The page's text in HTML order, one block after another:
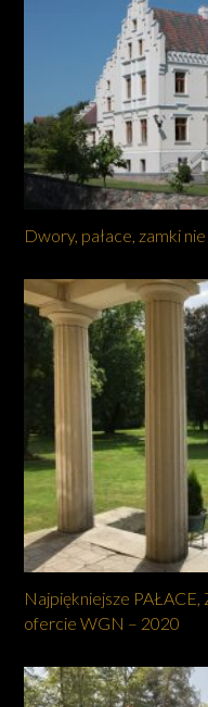
Dwory, pałace, zamki
Najpiękniejsze
ofercie WGN – 2020